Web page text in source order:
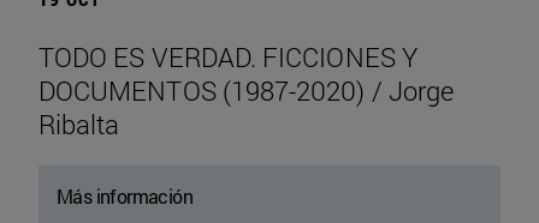
TODO ES VERDAD. FICCIONES Y
DOCUMENTOS (1987-2020) / Jorge
Ribalta
Más información